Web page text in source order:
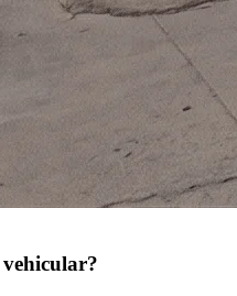
vehicular?